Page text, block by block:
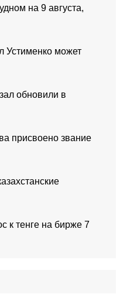
на 9 августа,
Устименко может
обновили в
присвоено звание
к тенге на бирже 7